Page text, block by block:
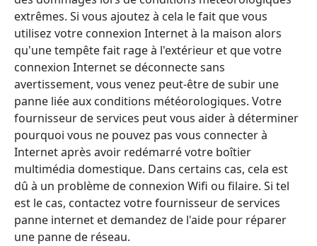
extrêmes. Si vous ajoutez à cela le fait que vous
utilisez votre connexion Internet à la maison alors
qu'une tempête fait rage à l'extérieur et que votre
connexion Internet se déconnecte sans
avertissement, vous venez peut-être de subir une
panne liée aux conditions météorologiques. Votre
fournisseur de services peut vous aider à déterminer
pourquoi vous ne pouvez pas vous connecter à
Internet après avoir redémarré votre boîtier
multimédia domestique. Dans certains cas, cela est
dû à un problème de connexion Wifi ou filaire. Si tel
est le cas, contactez votre fournisseur de services
panne internet et demandez de l'aide pour réparer
une panne de réseau.